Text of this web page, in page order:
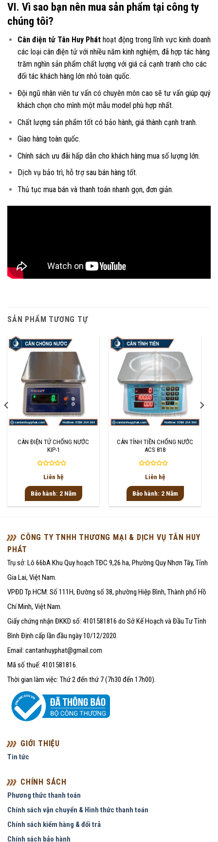
VI. Vì sao bạn nên mua sản phẩm tại công ty
chúng tôi?
Cân điện tử Tân Huy Pháthoạt động trong lĩnh vực kinh doanh
các loại cân điện tửvới nhiều năm kinh nghiệm, đã hợp tác hàng
trăm nghìn sản phẩm chất lượng với giá cả cạnh tranh cho các
đối tác khách hàng lớn nhỏ toàn quốc.
Đội ngũ nhân viên tư vấn có chuyên môn cao sẽ tư vấn giúp quý
khách chọn cho mình một mẫu model phù hợp nhất.
Chất lượng sản phẩm tốt có bảo hành, giá thành cạnh tranh.
Giao hàng toàn quốc.
Chính sách ưu đãi hấp dẫn cho khách hàng mua số lượng lớn.
Dịch vụ bảo trì, hỗ trợ sau bán hàng tốt.
Thủ tục mua bán và thanh toán nhanh gọn, đơn giản.
SẢN PHẨM TƯƠNG TỰ
CÂN ĐIỆN TỬ CHỐNG NƯỚC
KIP-1
Được
hạng
0
5
Liên hệ
Bảo hành: 2 Năm
CÂN TÍNH TIỀN CHỐNG NƯỚC
ACS 818
Được
hạng
0
5
Liên hệ
Bảo hành: 2 Năm
CÔNG TY TNHH THƯƠNG MẠI & DỊCH VỤ TÂN HUY
PHÁT
Trụ sở: Lô 66bA Khu Quy hoạch TĐC 9,26 ha, Phường Quy Nhơn Tây, Tỉnh
Gia Lai, Việt Nam.
VPĐD Tp.HCM: Số 111H, Đường số 38, phường Hiệp Bình, Thành phố Hồ
Chí Minh, Việt Nam.
Giấy chứng nhận ĐKKD số: 4101581816 do Sở Kế Hoạch và Đầu Tư Tỉnh
Bình Định cấp lần đầu ngày 10/12/2020.
Email: cantanhuyphat@gmail.com
Mã số thuế: 4101581816.
Thời gian làm việc: Thứ 2 đến thứ 7 (7h30 đến 17h00).
GIỚI THIỆU
Tin tức
CHÍNH SÁCH
Phương thức thanh toán
Chính sách vận chuyển & Hình thức thanh toán
Chính sách kiểm hàng & đổi trả
Chính sách bảo hành